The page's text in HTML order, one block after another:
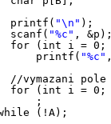
printf( "\n" );
scanf( "%c" ,
for (int i = 0;
printf( "%c"
//vymazani
for (int i = 0;
;
(!A);